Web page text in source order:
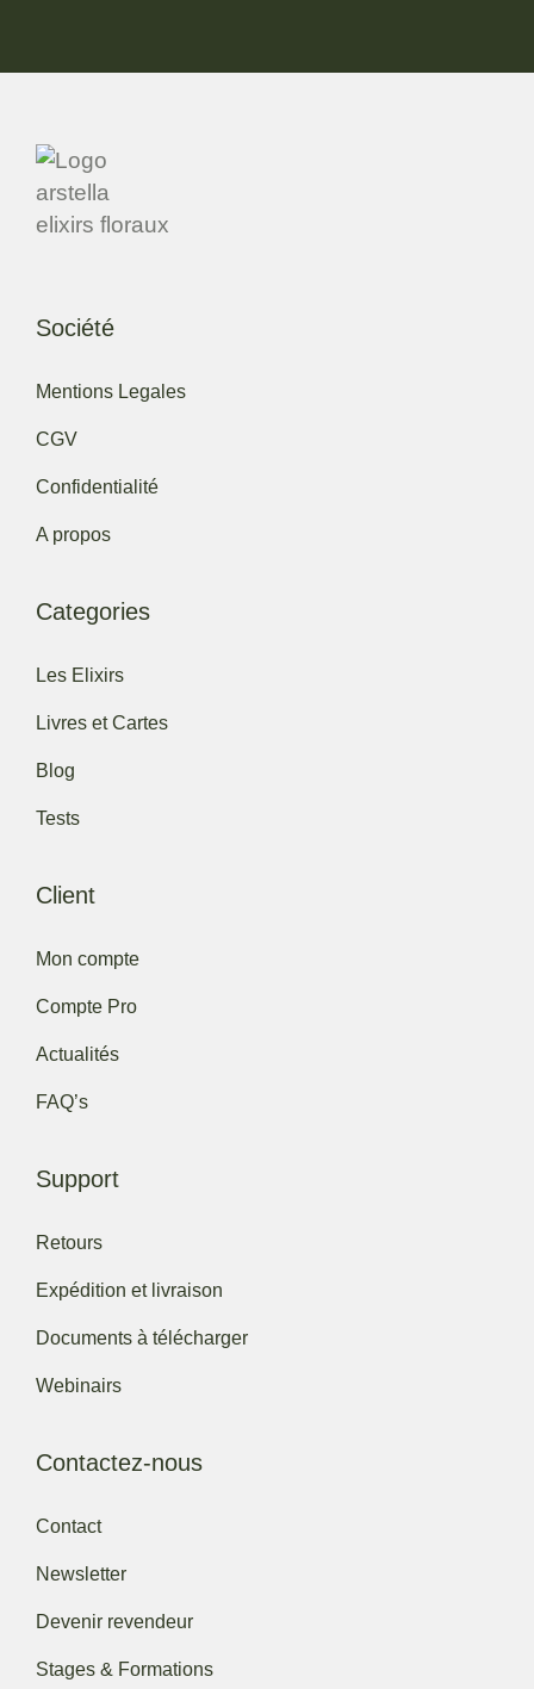
Société
Mentions Legales
CGV
Confidentialité
A propos
Categories
Les Elixirs
Livres et Cartes
Blog
Tests
Client
Mon compte
Compte Pro
Actualités
FAQ’s
Support
Retours
Expédition et livraison
Documents à télécharger
Webinairs
Contactez-nous
Contact
Newsletter
Devenir revendeur
Stages & Formations